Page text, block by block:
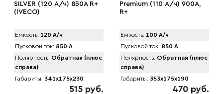
SILVER (120 А/ч) 850A R+
(IVECO)
Емкость: 120 А/ч
Пусковой ток: 850 А
Полярность: Обратная (плюс
справа)
Габариты: 341x175x230
515 руб.
Premium (110 А/ч) 900А,
R+
Емкость: 100 А/ч
Пусковой ток: 850 А
Полярность: Обратная (плюс
справа)
Габариты: 353x175x190
470 руб.